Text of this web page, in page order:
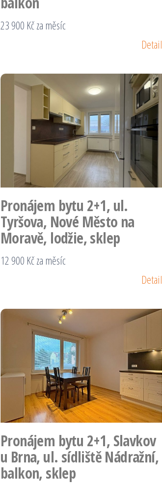
23 900 Kč za měsíc
Detail
Pronájem bytu 2+1, ul.
Tyršova, Nové Město na
Moravě, lodžie, sklep
12 900 Kč za měsíc
Detail
Pronájem bytu 2+1, Slavkov
u Brna, ul. sídliště Nádražní,
balkon, sklep